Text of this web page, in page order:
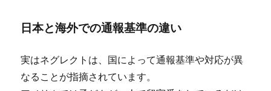
日本と海外での通報基準の違い
実はネグレクトは、国によって通報基準や対応が異
なることが指摘されています。